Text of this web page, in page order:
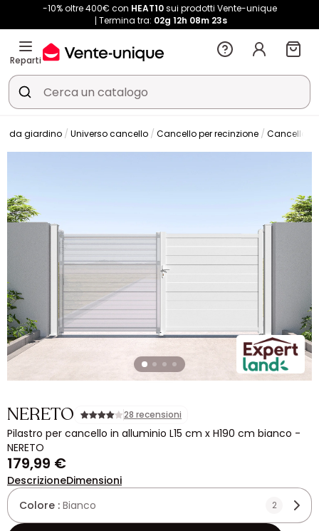
-10% oltre 400€ con HEAT10sui prodotti Vente-unique
Termina tra: 02g 12h 08m 22s
Reparti
da giardino Universo cancello Cancello per recinzione Cancello
NERETO 28 recensioni
Pilastro per cancello in alluminio L15 cm x H190 cm bianco -
NERETO
179,99 €
DescrizioneDimensioni
Colore : Bianco 2